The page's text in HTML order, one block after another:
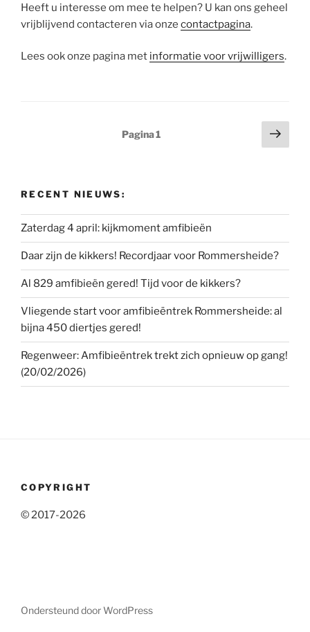
Heeft u interesse om mee te helpen? U kan ons geheel
vrijblijvend contacteren via onze contactpagina.
Lees ook onze pagina met informatie voor vrijwilligers.
Pagina1
RECENT NIEUWS:
Zaterdag 4 april: kijkmoment amfibieën
Daar zijn de kikkers! Recordjaar voor Rommersheide?
Al 829 amfibieën gered! Tijd voor de kikkers?
Vliegende start voor amfibieëntrek Rommersheide: al
bijna 450 diertjes gered!
Regenweer: Amfibieëntrek trekt zich opnieuw op gang!
(20/02/2026)
COPYRIGHT
© 2017-2026
Ondersteund door WordPress